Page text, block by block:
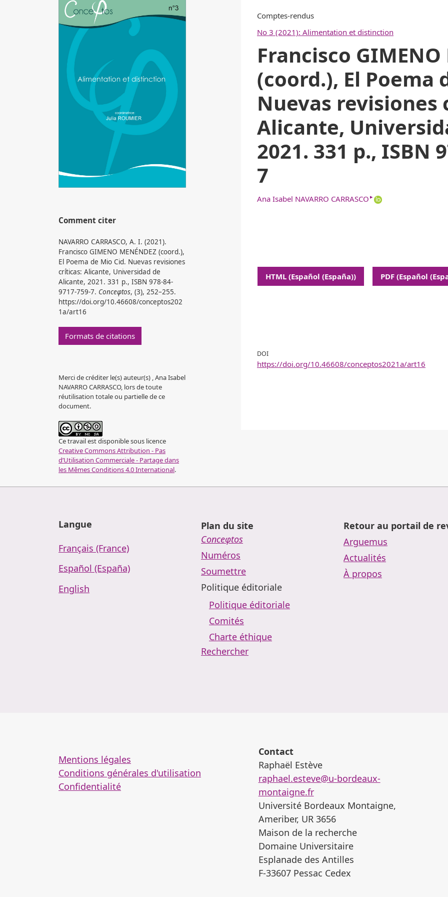
Comptes-rendus
No 3 (2021): Alimentation et distinction
Francisco GIMENO
(coord.), El Poema
Nuevas revisiones
Alicante,
2021. 331 p., ISBN
7
Ana Isabel NAVARRO CARRASCO ▸
HTML (Español (España)) PDF (Español
DOI
https://doi.org/10.46608/conceptos2021a/art16
Comment citer
NAVARRO CARRASCO, A. I. (2021).
Francisco GIMENO MENÉNDEZ (coord.),
El Poema de Mio Cid. Nuevas revisiones
críticas: Alicante, Universidad de
Alicante, 2021. 331 p., ISBN 978-84-
9717-759-7. Conceφtos, (3), 252–255.
https://doi.org/10.46608/conceptos202
1a/art16
Formats de citations
Merci de créditer le(s) auteur(s) , Ana Isabel
NAVARRO CARRASCO, lors de toute
réutilisation totale ou partielle de ce
document.
Ce travail est disponible sous licence
Creative Commons Attribution - Pas
d’Utilisation Commerciale - Partage dans
les Mêmes Conditions 4.0 International.
Langue
Français (France)
Español (España)
English
Plan du site
Conceφtos
Numéros
Soumettre
Politique éditoriale
Politique éditoriale
Comités
Charte éthique
Rechercher
Retour au portail de
Arguemus
Actualités
À propos
Mentions légales
Conditions générales d'utilisation
Confidentialité
Contact
Raphaël Estève
raphael.esteve@u-bordeaux-
montaigne.fr
Université Bordeaux Montaigne,
Ameriber, UR 3656
Maison de la recherche
Domaine Universitaire
Esplanade des Antilles
F-33607 Pessac Cedex